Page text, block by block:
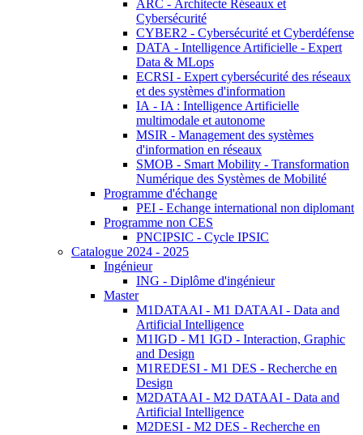
ARC - Architecte Réseaux et
Cybersécurité
CYBER2 - Cybersécurité et Cyberdéfense
DATA - Intelligence Artificielle - Expert
Data & MLops
ECRSI - Expert cybersécurité des réseaux
et des systèmes d'information
IA - IA : Intelligence Artificielle
multimodale et autonome
MSIR - Management des systèmes
d'information en réseaux
SMOB - Smart Mobility - Transformation
Numérique des Systèmes de Mobilité
Programme d'échange
PEI - Echange international non diplomant
Programme non CES
PNCIPSIC - Cycle IPSIC
Catalogue 2024 - 2025
Ingénieur
ING - Diplôme d'ingénieur
Master
M1DATAAI - M1 DATAAI - Data and
Artificial Intelligence
M1IGD - M1 IGD - Interaction, Graphic
and Design
M1REDESI - M1 DES - Recherche en
Design
M2DATAAI - M2 DATAAI - Data and
Artificial Intelligence
M2DESI - M2 DES - Recherche en